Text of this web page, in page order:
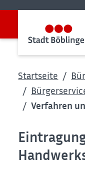
Startseite
Verfahren